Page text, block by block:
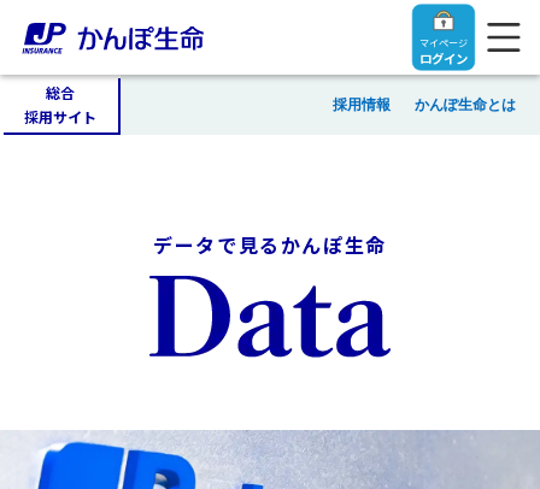
マイページ
ログイン
採用情報
総合
採用サイト
採用情報 かんぽ生命とは
データで見るかんぽ生命